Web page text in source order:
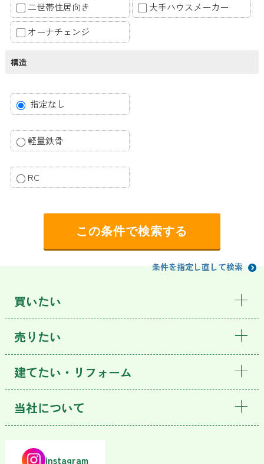
二世帯住居向き
大手ハウスメーカー
オーナチェンジ
構造
指定なし
軽量鉄骨
RC
条件を指定し直して検索
買いたい
売りたい
建てたい・リフォーム
当社について
instagram